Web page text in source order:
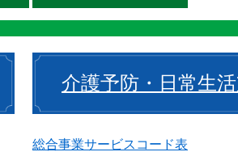
介護予防・日常生
総合事業サービスコード表